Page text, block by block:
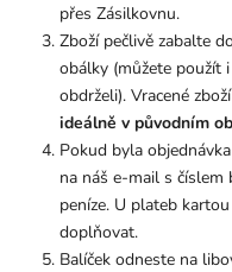
přes Zásilkovnu.
Zboží pečlivě zabalte
obálky (můžete použít
obdrželi). Vracené
ideálně v původním
Pokud byla
na náš e-mail s číslem
peníze. U plateb
doplňovat.
Balíček odneste na